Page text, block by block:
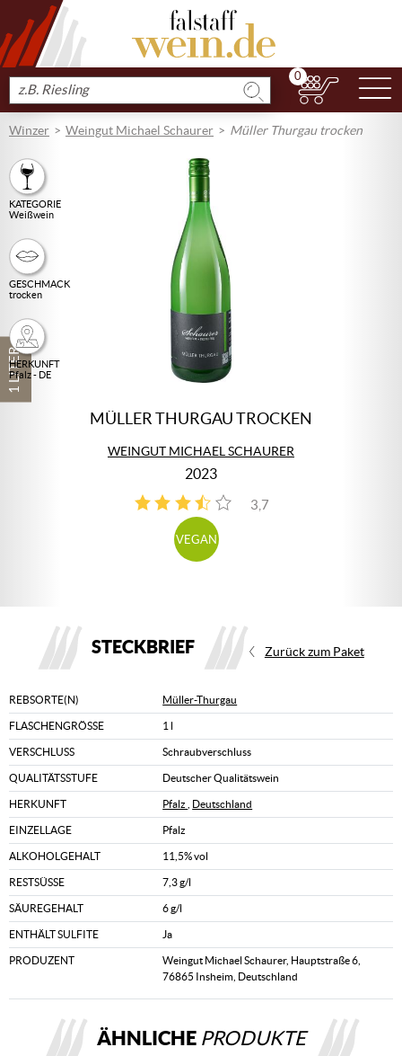
Produkt
suchen
0
Winzer Weingut Michael Schaurer Müller Thurgau trocken
1 LITER
KATEGORIE
Weißwein
GESCHMACK
trocken
HERKUNFT
Pfalz - DE
MÜLLER THURGAU TROCKEN
WEINGUT MICHAEL SCHAURER
2023
3,7
3
VEGAN
STECKBRIEF Zurück zum Paket
REBSORTE(N) Müller-Thurgau
FLASCHENGRÖSSE 1 l
VERSCHLUSS Schraubverschluss
QUALITÄTSSTUFE Deutscher Qualitätswein
HERKUNFT Pfalz Deutschland
EINZELLAGE Pfalz
ALKOHOLGEHALT 11,5% vol
RESTSÜSSE 7,3 g/l
SÄUREGEHALT 6 g/l
ENTHÄLT SULFITE Ja
PRODUZENT
Weingut Michael Schaurer, Hauptstraße 6,
76865 Insheim, Deutschland
ÄHNLICHE PRODUKTE